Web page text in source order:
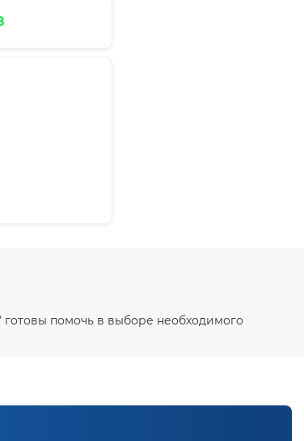
помочь в выборе необходимого